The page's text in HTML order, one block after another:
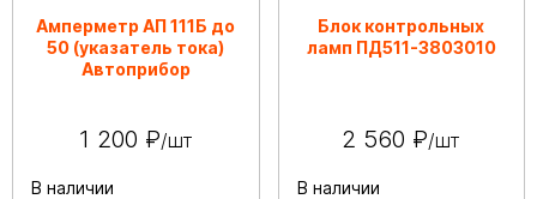
Амперметр АП 111Б до
50 (указатель тока)
Автоприбор
1 200 ₽/шт
В наличии
Блок контрольных
ламп ПД511-3803010
2 560 ₽/шт
В наличии